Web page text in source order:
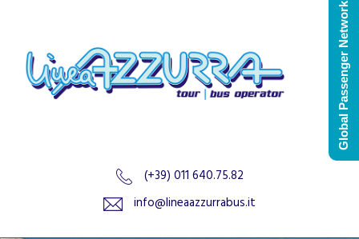
(+39) 011 640.75.82
info@lineaazzurrabus.it
Global Passenger Network